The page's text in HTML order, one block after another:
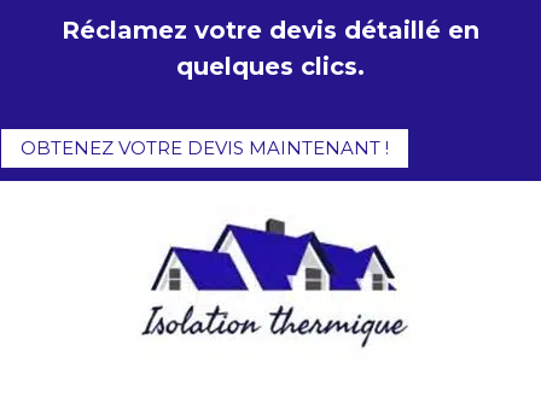
Réclamez votre devis détaillé en
quelques clics.
OBTENEZ VOTRE DEVIS MAINTENANT !